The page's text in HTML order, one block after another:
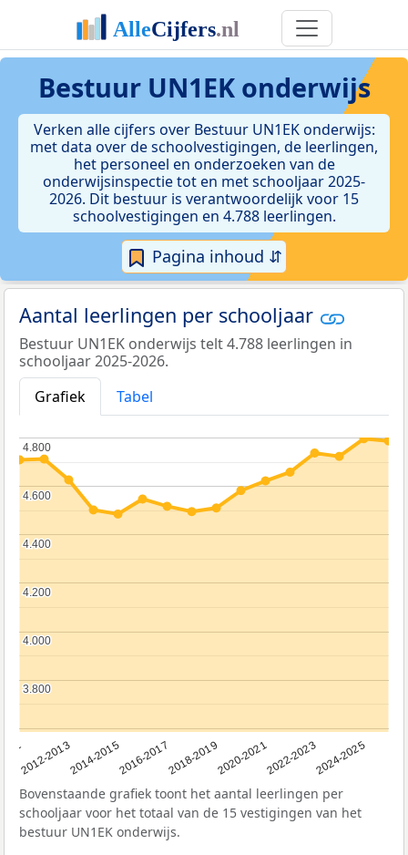
Bestuur UN1EK onderwijs
Verken alle cijfers over Bestuur UN1EK onderwijs:
met data over de schoolvestigingen, de leerlingen,
het personeel en onderzoeken van de
onderwijsinspectie tot en met schooljaar 2025-
2026. Dit bestuur is verantwoordelijk voor 15
schoolvestigingen en 4.788 leerlingen.
Pagina inhoud ⇵
Aantal leerlingen per schooljaar
Bestuur UN1EK onderwijs telt 4.788 leerlingen in
schooljaar 2025-2026.
Grafiek
Tabel
2012-20132014-20152016-20172018-20192020-20212022-20232024-2025
3.800
3.800
4.000
4.000
4.200
4.200
4.400
4.400
4.600
4.600
4.800
4.800
Bovenstaande grafiek toont het aantal leerlingen per
schooljaar voor het totaal van de 15 vestigingen van het
bestuur UN1EK onderwijs.